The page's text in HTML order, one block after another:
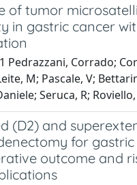
of tumor
in gastric cancer
Pedrazzani, Corrado;
M; Pascale, V;
Seruca, R;
(D2) and
for gastric
outcome and